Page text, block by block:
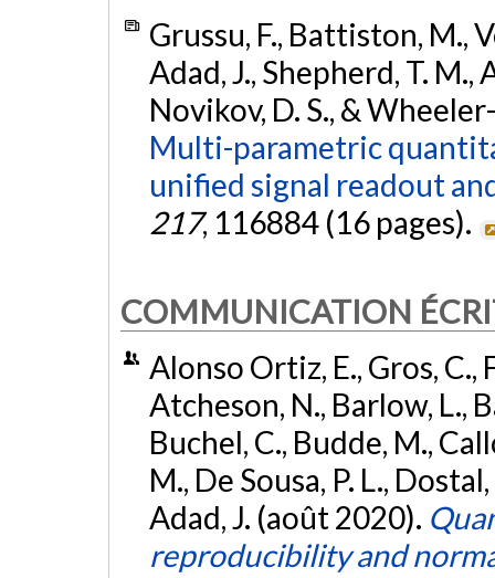
Grussu, F., Battiston, M.,
Adad, J., Shepherd, T. M.,
Novikov, D. S., &
Multi-parametric
unified signal readout
217, 116884 (16 pages).
COMMUNICATION
Alonso Ortiz, E., Gros, C.,
Atcheson, N., Barlow, L.,
Buchel, C., Budde, M.,
M., De Sousa, P. L.,
Adad, J. (août 2020).
reproducibility and